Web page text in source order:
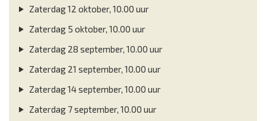
Zaterdag 12 oktober, 10.00 uur
Zaterdag 5 oktober, 10.00 uur
Zaterdag 28 september, 10.00 uur
Zaterdag 21 september, 10.00 uur
Zaterdag 14 september, 10.00 uur
Zaterdag 7 september, 10.00 uur